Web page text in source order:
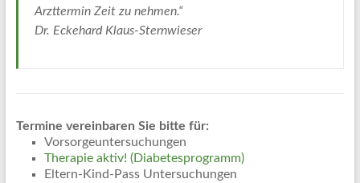
Arzttermin Zeit zu nehmen.“
Dr. Eckehard Klaus-Sternwieser
Termine vereinbaren Sie bitte für:
Vorsorgeuntersuchungen
Therapie aktiv! (Diabetesprogramm)
Eltern-Kind-Pass Untersuchungen